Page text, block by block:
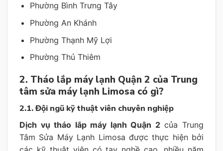
Phường Bình Trưng Tây
Phường An Khánh
Phường Thạnh Mỹ Lợi
Phường Thủ Thiêm
2. Tháo lắp máy lạnh Quận 2 của Trung
tâm sửa máy lạnh Limosa có gì?
2.1. Đội ngũ kỹ thuật viên chuyên nghiệp
Dịch vụ tháo lắp máy lạnh Quận 2của Trung
Tâm Sửa Máy Lạnh Limosa được thực hiện bởi